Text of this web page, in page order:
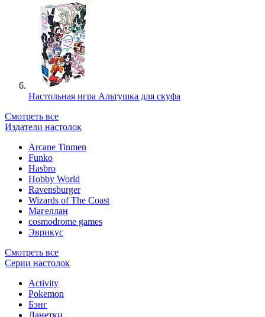
Настольная игра Альтушка для скуфа
Смотреть все
Издатели настолок
Arcane Tinmen
Funko
Hasbro
Hobby World
Ravensburger
Wizards of The Coast
Магеллан
сosmodrome games
Эврикус
Смотреть все
Серии настолок
Activity
Pokemon
Бэнг
Данетки